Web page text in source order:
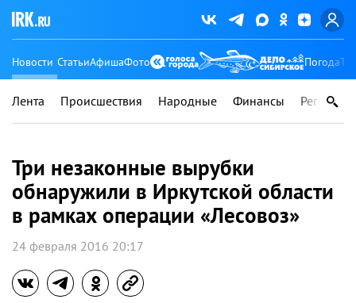
Новости СтатьиАфишаФото Погода
Лента Происшествия Народные Финансы Регионы
Три незаконные вырубки
обнаружили в Иркутской области
в рамках операции «Лесовоз»
24 февраля 2016 20:17